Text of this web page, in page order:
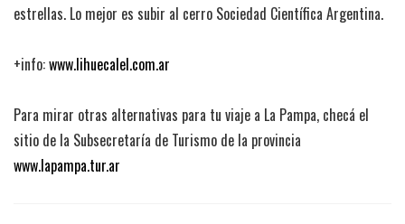
estrellas. Lo mejor es subir al cerro Sociedad Científica Argentina.
+info:www.lihuecalel.com.ar
Para mirar otras alternativas para tu viaje a La Pampa, checá el
sitio de la Subsecretaría de Turismo de la provincia
www.lapampa.tur.ar